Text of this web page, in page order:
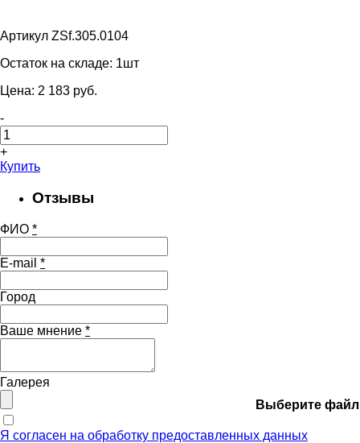
Артикул ZSf.305.0104
Остаток на складе: 1шт
Цена: 2 183 pуб.
-
+
Купить
Отзывы
ФИО *
E-mail *
Город
Ваше мнение *
Галерея
Выберите файл
Я согласен на обработку предоставленных данных